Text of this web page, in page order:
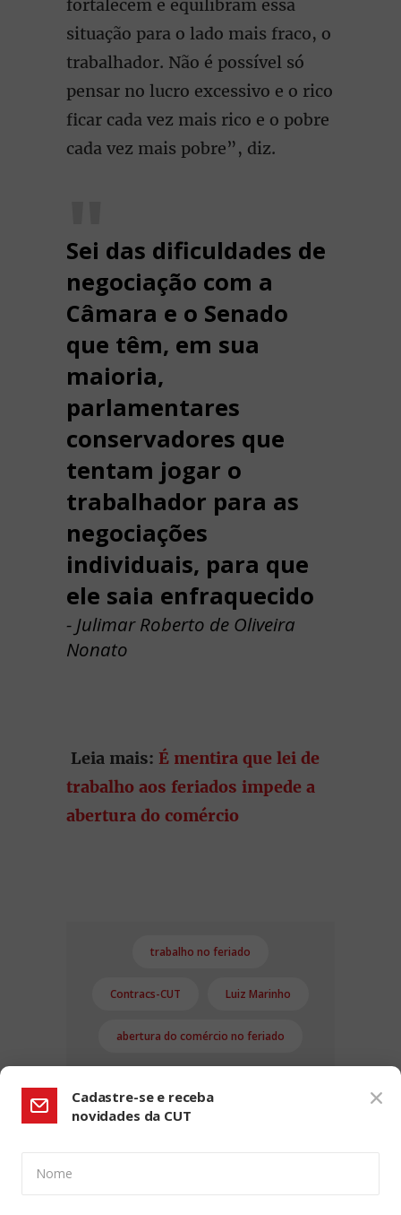
fortalecem e equilibram essa
situação para o lado mais fraco, o
trabalhador. Não é possível só
pensar no lucro excessivo e o rico
ficar cada vez mais rico e o pobre
cada vez mais pobre”, diz.
Sei das dificuldades de
negociação com a
Câmara e o Senado
que têm, em sua
maioria,
parlamentares
conservadores que
tentam jogar o
trabalhador para as
negociações
individuais, para que
ele saia enfraquecido
- Julimar Roberto de Oliveira
Nonato
Leia mais: É mentira que lei de
trabalho aos feriados impede a
abertura do comércio
trabalho no feriado
Contracs-CUT Luiz Marinho
abertura do comércio no feriado
Cadastre-se e receba
novidades da CUT
Nome